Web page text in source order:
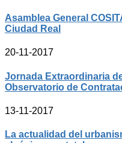
Asamblea General
Ciudad Real
20-11-2017
Jornada Extraordinaria
Observatorio de
13-11-2017
La actualidad del